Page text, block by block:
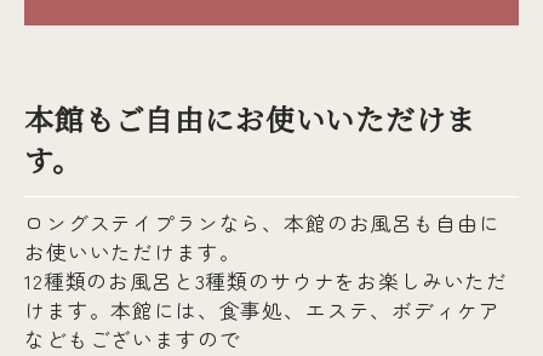
本館もご自由にお使いいただけま
す。
ロングステイプランなら、本館のお風呂も自由に
お使いいただけます。
12種類のお風呂と3種類のサウナをお楽しみいただ
けます。本館には、食事処、エステ、ボディケア
などもございますので